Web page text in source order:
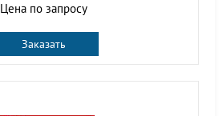
Цена по запросу
Заказать